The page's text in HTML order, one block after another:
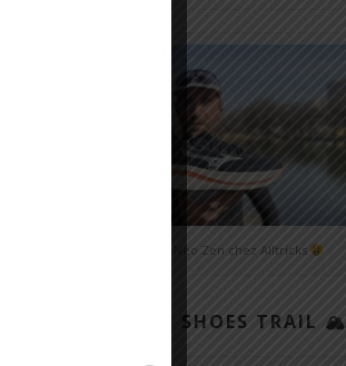
Mizuno Neo Zen chez Alltricks
TOP 3 SHOES TRAIL 🏔